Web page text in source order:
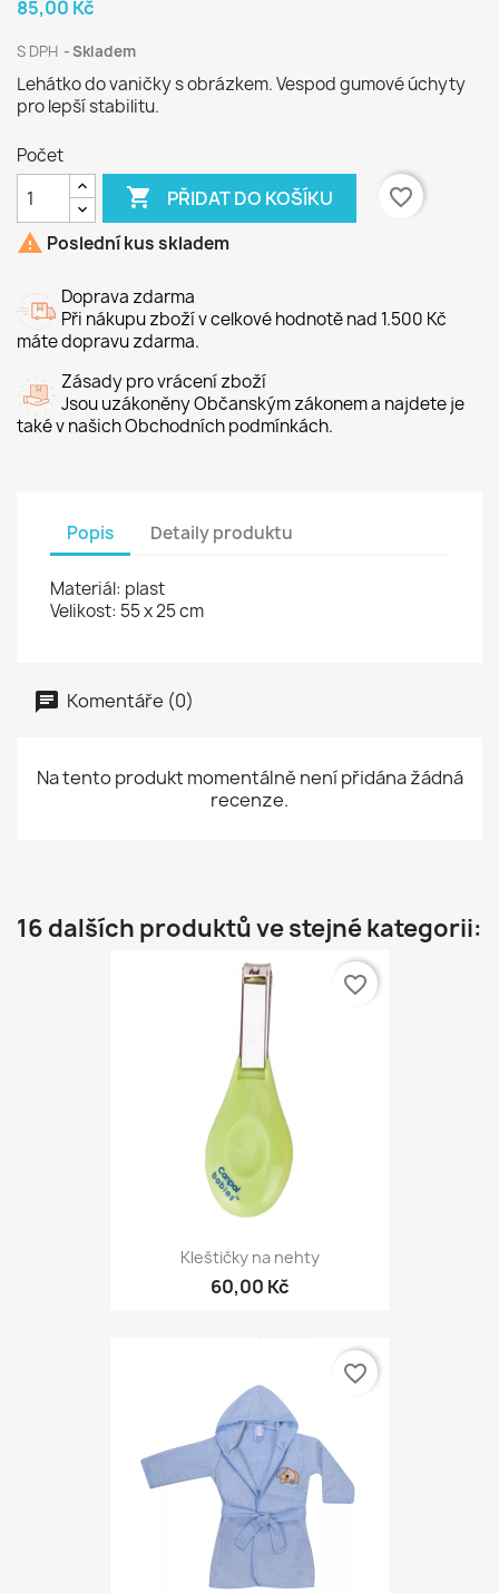
85,00 Kč
S DPH Skladem
Lehátko do vaničky s obrázkem. Vespod gumové úchyty
pro lepší stabilitu.
Počet
 PŘIDAT DO KOŠÍKU
favorite_border
 Poslední kus skladem
Doprava zdarma
Při nákupu zboží v celkové hodnotě nad 1.500 Kč
máte dopravu zdarma.
Zásady pro vrácení zboží
Jsou uzákoněny Občanským zákonem a najdete je
také v našich Obchodních podmínkách.
Popis Detaily produktu
Materiál: plast
Velikost: 55 x 25 cm
Komentáře (0)
Na tento produkt momentálně není přidána žádná
recenze.
16 dalších produktů ve stejné kategorii:
Kleštičky na nehty
60,00 Kč
favorite_border
favorite_border